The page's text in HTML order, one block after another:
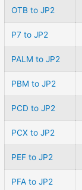
OTB to JP2
P7 to JP2
PALM to JP2
PBM to JP2
PCD to JP2
PCX to JP2
PEF to JP2
PFA to JP2